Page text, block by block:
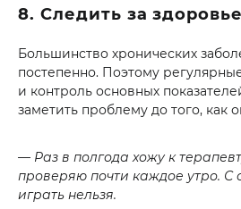
8. Следить за
Большинство хронических
постепенно. Поэтому
и контроль основных
заметить проблему до того, как
— Раз в полгода хожу к
проверяю почти каждое утро. С
играть нельзя.